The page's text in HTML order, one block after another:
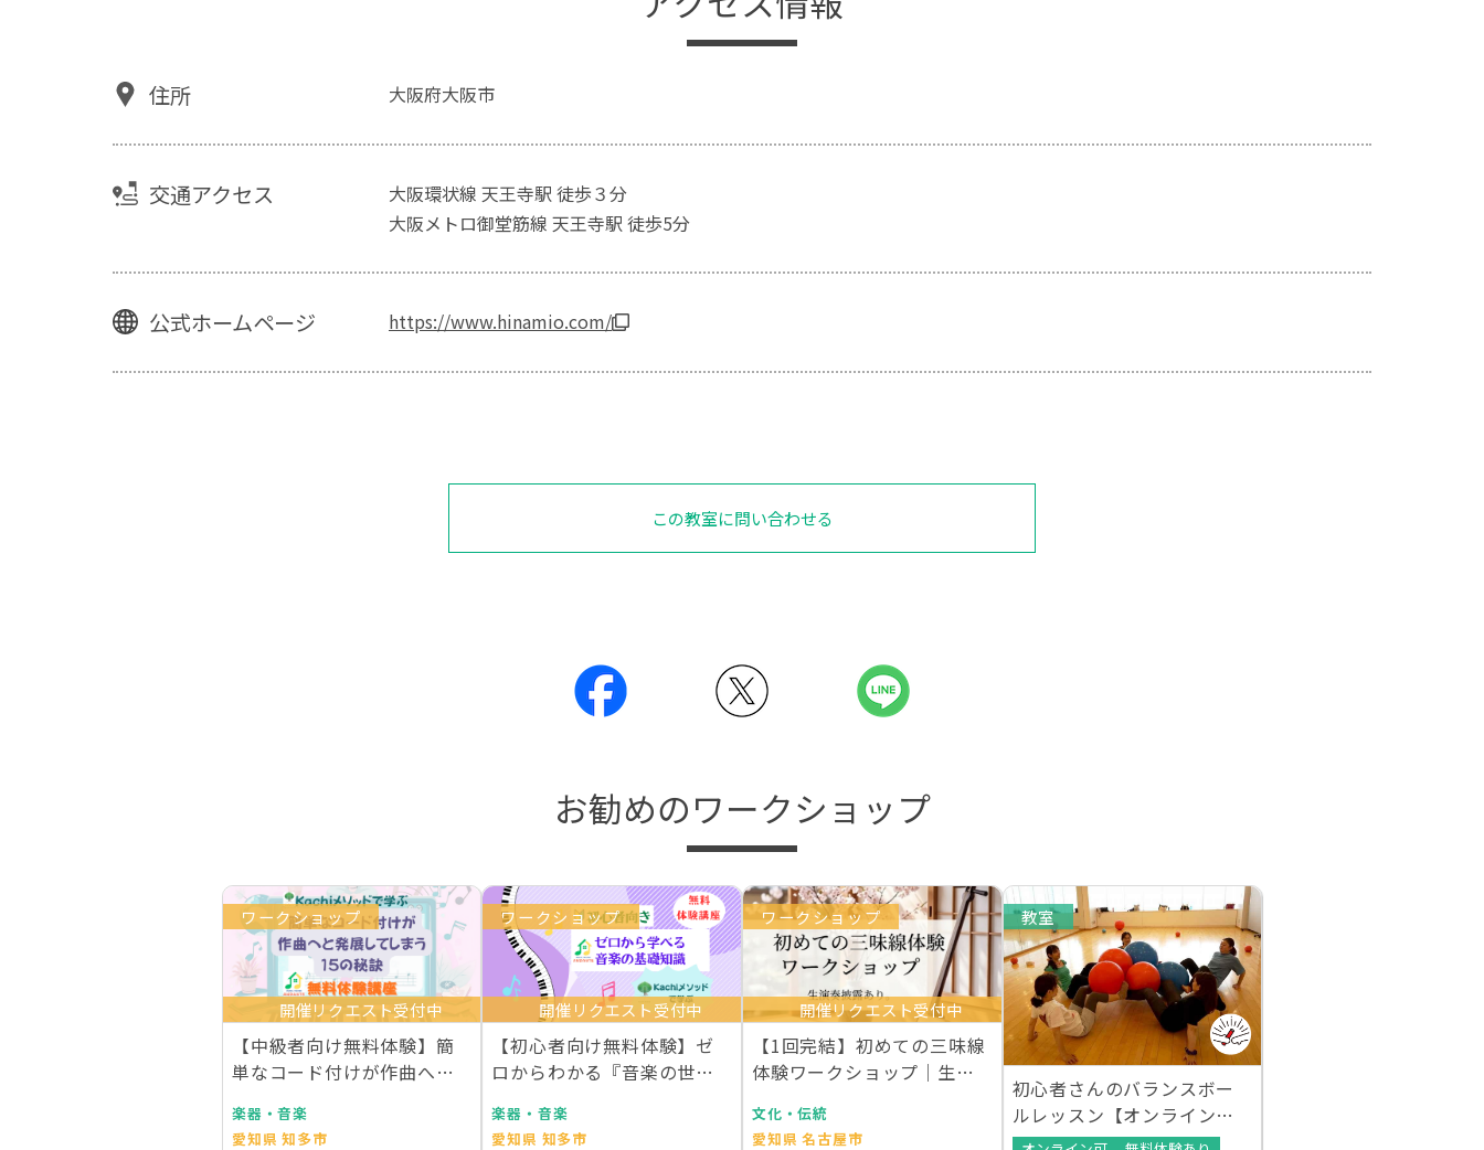
住所 大阪府大阪市
交通アクセス
大阪環状線 天王寺駅 徒歩３分
大阪メトロ御堂筋線 天王寺駅 徒歩5分
公式ホームページ https://www.hinamio.com/
この教室に問い合わせる
お勧めのワークショップ
ワークショップ
開催リクエスト受付中
【中級者向け無料体験】簡
単なコード付けが作曲へと
楽器・音楽
愛知県 知多市
ワークショップ
開催リクエスト受付中
【初心者向け無料体験】ゼ
ロからわかる『音楽の世界
楽器・音楽
愛知県 知多市
ワークショップ
開催リクエスト受付中
【1回完結】初めての三味線
体験ワークショップ｜生演
文化・伝統
愛知県 名古屋市
教室
初心者さんのバランスボー
ルレッスン【オンラインレ
ッスンあり】